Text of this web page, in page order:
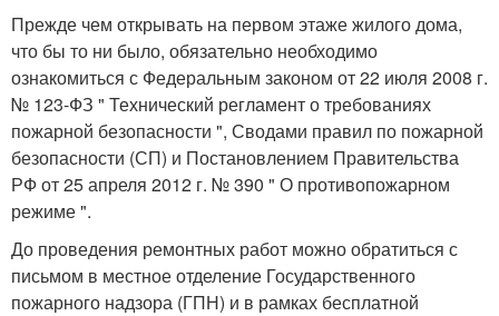
Прежде чем открывать на первом этаже жилого дома,
что бы то ни было, обязательно необходимо
ознакомиться с Федеральным законом от 22 июля 2008 г.
№ 123-ФЗ " Технический регламент о требованиях
пожарной безопасности ", Сводами правил по пожарной
безопасности (СП) и Постановлением Правительства
РФ от 25 апреля 2012 г. № 390 " О противопожарном
режиме ".
До проведения ремонтных работ можно обратиться с
письмом в местное отделение Государственного
пожарного надзора (ГПН) и в рамках бесплатной